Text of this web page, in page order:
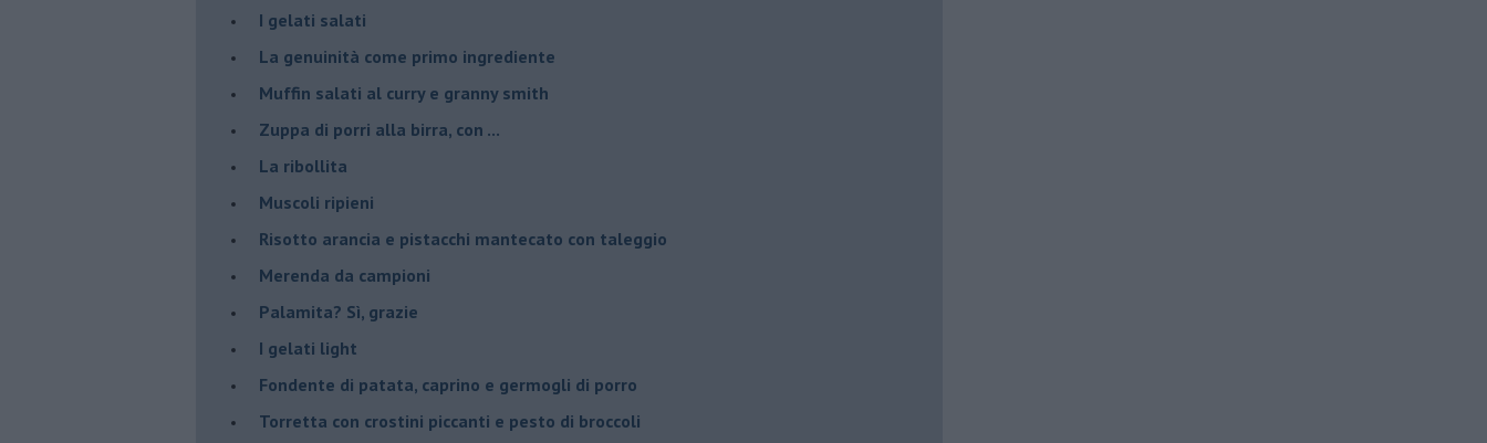
I gelati salati
La genuinità come primo ingrediente
Muffin salati al curry e granny smith
Zuppa di porri alla birra, con ...
La ribollita
Muscoli ripieni
Risotto arancia e pistacchi mantecato con taleggio
Merenda da campioni
Palamita? Sì, grazie
I gelati light
Fondente di patata, caprino e germogli di porro
Torretta con crostini piccanti e pesto di broccoli